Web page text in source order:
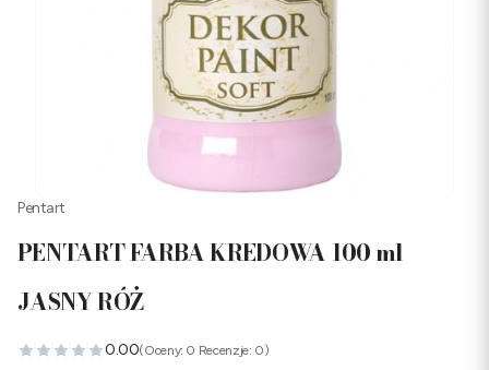
Pentart
PENTART FARBA KREDOWA 100 ml
JASNY RÓŻ
0.00(Oceny: 0 Recenzje: 0)